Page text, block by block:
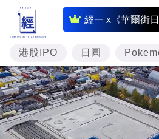
經一 x《華爾街日
即
時
財
經
專
題
投
港股IPO 日圓